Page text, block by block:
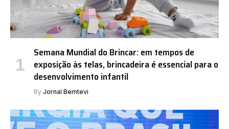
Semana Mundial do Brincar: em tempos de
exposição às telas, brincadeira é essencial para o
desenvolvimento infantil
By Jornal Bemtevi